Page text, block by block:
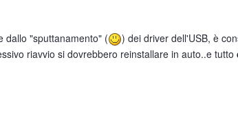
dallo "sputtanamento" (
) dei driver dell'USB, è
riavvio si dovrebbero reinstallare in auto..e tutto